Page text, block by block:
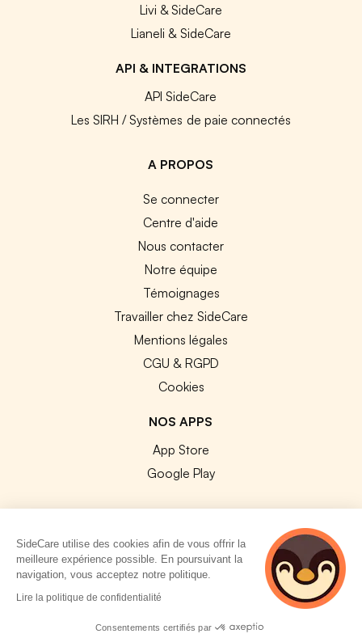
Livi & SideCare
Lianeli & SideCare
API & INTEGRATIONS
API SideCare
Les SIRH / Systèmes de paie connectés
A PROPOS
Se connecter
Centre d'aide
Nous contacter
Notre équipe
Témoignages
Travailler chez SideCare
Mentions légales
CGU & RGPD
Cookies
NOS APPS
App Store
Google Play
© 2026 SideCare. Tous droits réservés.
SideCare utilise des cookies afin de vous offrir la
meilleure expérience possible. En poursuivant la
navigation, vous acceptez notre politique.
Lire la politique de confidentialité
Consentements certifiés par
4 personnes
consultent
actuellement cette